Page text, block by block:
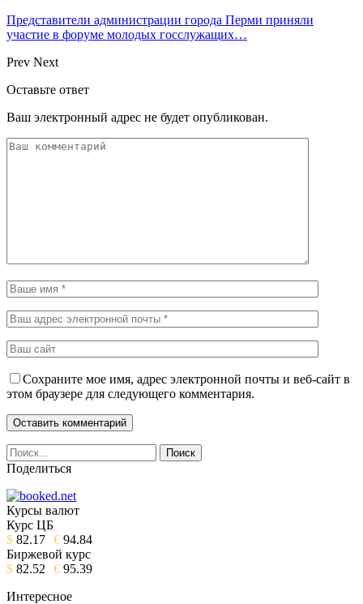
Представители администрации города Перми приняли
участие в форуме молодых госслужащих…
Prev Next
Оставьте ответ
Ваш электронный адрес не будет опубликован.
Сохраните мое имя, адрес электронной почты и веб-сайт в
этом браузере для следующего комментария.
Поделиться
Курсы валют
Курс ЦБ
$ 82.17 € 94.84
Биржевой курс
$ 82.52 € 95.39
Интересное